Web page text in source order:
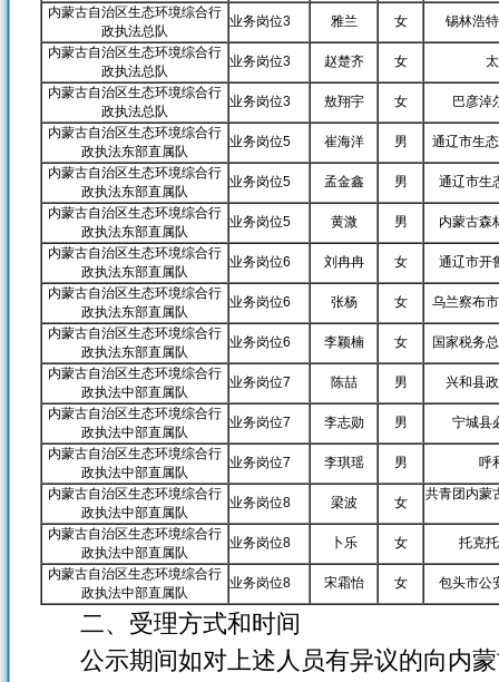
内蒙古自治区生态环境综合行
政执法总队
业务岗位3 雅兰 女
锡林浩
内蒙古自治区生态环境综合行
政执法总队
业务岗位3 赵楚齐 女
内蒙古自治区生态环境综合行
政执法总队
业务岗位3 敖翔宇 女
巴彦淖
内蒙古自治区生态环境综合行
政执法东部直属队
业务岗位5 崔海洋 男
通辽市生
内蒙古自治区生态环境综合行
政执法东部直属队
业务岗位5 孟金鑫 男
通辽市生
内蒙古自治区生态环境综合行
政执法东部直属队
业务岗位5 黄溦 男
内蒙古森
内蒙古自治区生态环境综合行
政执法东部直属队
业务岗位6 刘冉冉 女
通辽市开
内蒙古自治区生态环境综合行
政执法东部直属队
业务岗位6 张杨 女
乌兰察布
内蒙古自治区生态环境综合行
政执法东部直属队
业务岗位6 李颖楠 女
国家税务
内蒙古自治区生态环境综合行
政执法中部直属队
业务岗位7 陈喆 男
兴和县
内蒙古自治区生态环境综合行
政执法中部直属队
业务岗位7 李志勋 男
宁城县
内蒙古自治区生态环境综合行
政执法中部直属队
业务岗位7 李琪瑶 男
呼
内蒙古自治区生态环境综合行
政执法中部直属队
业务岗位8 梁波 女
共青团内蒙
内蒙古自治区生态环境综合行
政执法中部直属队
业务岗位8 卜乐 女
托克
内蒙古自治区生态环境综合行
政执法中部直属队
业务岗位8 宋霜怡 女 包头市公
二、受理方式和时间
公示期间如对上述人员有异议的向内蒙